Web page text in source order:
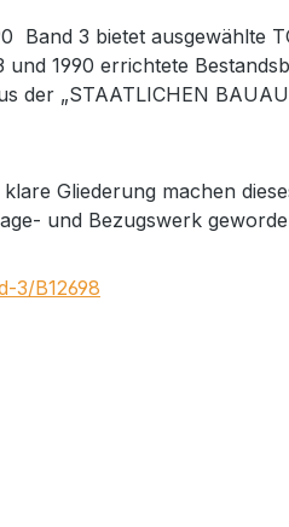
Band 3 bietet ausgewählte
1990 errichtete
„STAATLICHEN
Gliederung machen
und Bezugswerk
3/B12698